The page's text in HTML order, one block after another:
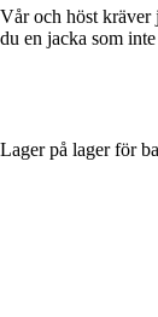
Vår och höst kräver
du en jacka som
Lager på lager för